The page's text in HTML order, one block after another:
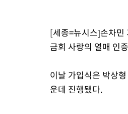
[세종=뉴시스]손차민
금회 사랑의 열매 인
이날 가입식은 박상
운데 진행됐다.